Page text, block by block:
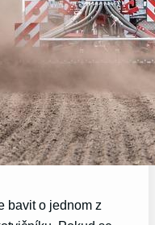
bavit o jednom z